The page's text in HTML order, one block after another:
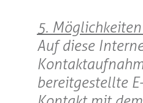
5.
Auf diese
bereitgestellte